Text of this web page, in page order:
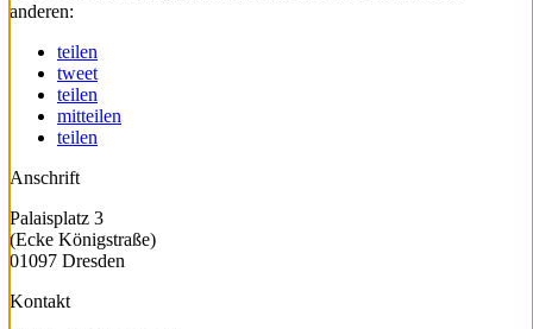
anderen:
teilen
tweet
teilen
mitteilen
teilen
Anschrift
Palaisplatz 3
(Ecke Königstraße)
01097 Dresden
Kontakt